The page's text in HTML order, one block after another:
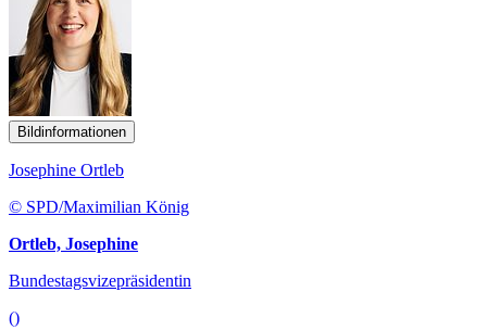
Bildinformationen
Josephine Ortleb
© SPD/Maximilian König
Ortleb, Josephine
Bundestagsvizepräsidentin
()